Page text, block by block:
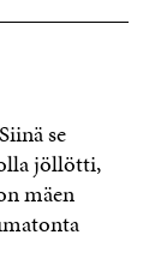
se
jöllötti,
mäen